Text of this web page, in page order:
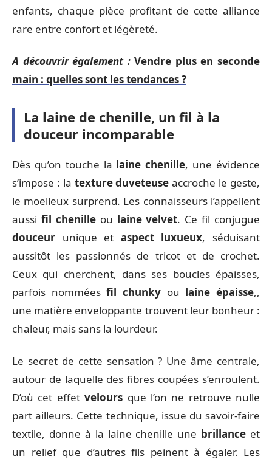
enfants, chaque pièce profitant de cette alliance
rare entre confort et légèreté.
A découvrir également : Vendre plus en seconde
main : quelles sont les tendances ?
La laine de chenille, un fil à la
douceur incomparable
Dès qu’on touche la laine chenille, une évidence
s’impose : la texture duveteuse accroche le geste,
le moelleux surprend. Les connaisseurs l’appellent
aussi fil chenilleou laine velvet. Ce fil conjugue
douceur unique et aspect luxueux, séduisant
aussitôt les passionnés de tricot et de crochet.
Ceux qui cherchent, dans ses boucles épaisses,
parfois nomméesfil chunky ou laine épaisse,,
une matière enveloppante trouvent leur bonheur :
chaleur, mais sans la lourdeur.
Le secret de cette sensation ? Une âme centrale,
autour de laquelle des fibres coupées s’enroulent.
D’où cet effetvelours que l’on ne retrouve nulle
part ailleurs. Cette technique, issue du savoir-faire
textile, donne à la laine chenille une brillance et
un relief que d’autres fils peinent à égaler. Les